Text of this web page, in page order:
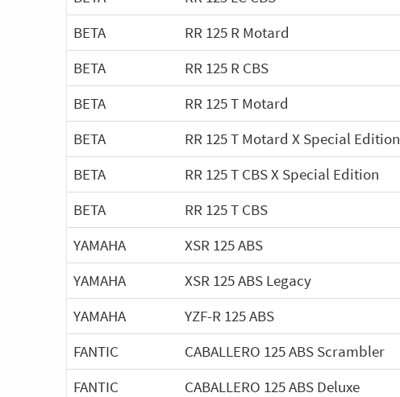
BETA
RR 125 R Motard
BETA
RR 125 R CBS
BETA
RR 125 T Motard
BETA
RR 125 T Motard X Special Edition
BETA
RR 125 T CBS X Special Edition
BETA
RR 125 T CBS
YAMAHA
XSR 125 ABS
YAMAHA
XSR 125 ABS Legacy
YAMAHA
YZF-R 125 ABS
FANTIC
CABALLERO 125 ABS Scrambler
FANTIC
CABALLERO 125 ABS Deluxe